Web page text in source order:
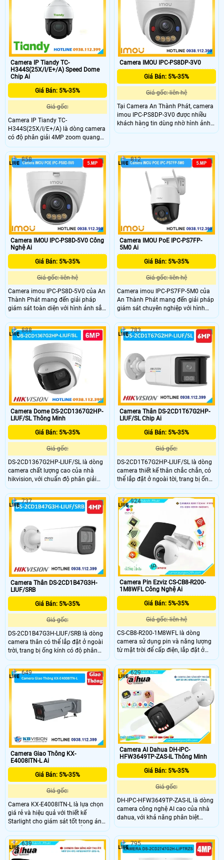
màu vào ban đêm lên đến 40m.
Camera IP Tiandy TC-
H344S(25X/I/E+/A) Speed Dome
Chip Ai
Giá Bán: 5%-35%
Giá gốc:
Camera IP Tiandy TC-
H344S(25X/I/E+/A) là dòng camera
có độ phân giải 4MP zoom quang
học 25x và zoom số 16. Tầm quan
sát hồng ngoại ban đêm lên đến
150m. Trang bị công nghệ AI thông
minh và theo dõi tự động. Khe cắm
thẻ Micro SD dung lượng tối đa
512GB.
Camera IMOU IPC-PS8DP-3V0
Giá Bán: 5%-35%
Giá gốc: liên hệ
Tại Camera An Thành Phát, camera
imou IPC-PS8DP-3V0 được nhiều
khách hàng tin dùng nhờ hình ảnh
sắc nét, hỗ trợ full màu ban đêm,
Camera IMOU IPC-PS8D-5V0 Công
Nghệ Ai
Giá Bán: 5%-35%
Giá gốc: liên hệ
Camera imou IPC-PS8D-5V0 của An
Thành Phát mang đến giải pháp
giám sát toàn diện với hình ảnh sắc
nét, âm thanh tích hợp và cảnh báo
chủ động, giúp bảo vệ an ninh cho
ngôi nhà và văn phòng của bạn một
cách chuyên nghiệp.
858
Camera IMOU PoE IPC-PS7FP-
5M0 Ai
Giá Bán: 5%-35%
Giá gốc: liên hệ
Camera imou IPC-PS7FP-5M0 của
An Thành Phát mang đến giải pháp
giám sát chuyên nghiệp với hình
ảnh sắc nét, âm thanh hai chiều và
cảnh báo chủ động, giúp bảo vệ an
ninh toàn diện cho ngôi nhà và
doanh nghiệp của bạn.
812
Camera Dome DS-2CD1367G2HP-
LIUF/SL Thông Minh
Giá Bán: 5%-35%
Giá gốc:
DS-2CD1367G2HP-LIUF/SL là dòng
camera chất lượng cao của nhà
hikvision, với chuẩn độ phân giải
6.0MP cho ra hình ảnh sắc nét, với
khả năng nhìn có màu vào ban đêm
với khoảng cách 30m, trang bị khả
năng chuẩn nén H.265+ giúp tiết
888
Camera Thân DS-2CD1T67G2HP-
LIUF/SL Chip Ai
Giá Bán: 5%-35%
Giá gốc:
DS-2CD1T67G2HP-LIUF/SL là dòng
camera thiết kế thân chắc chắn, có
thể lắp đặt ở ngoài tời, trang bị ống
kính có độ phân giải 6.0MP cho ra
hình ảnh sắc nét, tích hợp micro và
loa giúp đàm thoại 2 chiều, hỗ trợ
lọc ồn môi trường, trang bị chuẩn
nén IP 67 cực kì ấn tượng
783
Camera Thân DS-2CD1B47G3H-
LIUF/SRB
Giá Bán: 5%-35%
Giá gốc:
DS-2CD1B47G3H-LIUF/SRB là dòng
camera thân có thể lắp đặt ở ngoài
trời, trang bị ống kính có độ phân
giải 4.0MP cho ra hình ảnh sắc nét,
tích hợp micro và loa giúp đàm
thoại 2 chiều, trang bị khả năng
phát hiện chuyển động, phân loại
67
737
Camera Pin Ezviz CS-CB8-R200-
1M8WFL Công Nghệ Ai
Giá Bán: 5%-35%
Giá gốc: liên hệ
CS-CB8-R200-1M8WFL là dòng
camera sử dụng pin và năng lượng
từ mặt trời để cấp điện, lắp đặt ở
những vị trí đặc thù, ống kính có độ
phân giải 8.0MP, trang bị chống
nước chuẩn IP 56, hỗ trợ thẻ nhớ
512Gb, kèm theo đấy là khả năng
quay 360 độ và đàm thoại 2 chiều
trực tiếp
924
Camera Giao Thông KX-
E4008ITN-L Ai
Giá Bán: 5%-35%
Giá gốc:
Camera KX-E4008ITN-L là lựa chọn
giá rẻ và hiệu quả với thiết kế
Starlight cho giám sát tốt trong ánh
sáng yếu. Có cấu hình IP, hỗ trợ thẻ
nhớ Micro SD 512GB, độ phân giải
4.0 MP và xem Full Color 30m vào
ban đêm. Công nghệ IP, chống
649
Camera AI Dahua DH-IPC-
HFW3649TP-ZAS-IL Thông Minh
Giá Bán: 5%-35%
Giá gốc:
DH-IPC-HFW3649TP-ZAS-IL là dòng
camera công nghệ AI cao của nhà
dahua, với khả năng phân biệt
người và xe, phát hiện khuôn mặt,
phát hiện ở lại, phát hiện lảng vảng,
phát hiện khuôn mặt, ống kính
zoom, độ nét cao 6.0MP được trang
629
639 795